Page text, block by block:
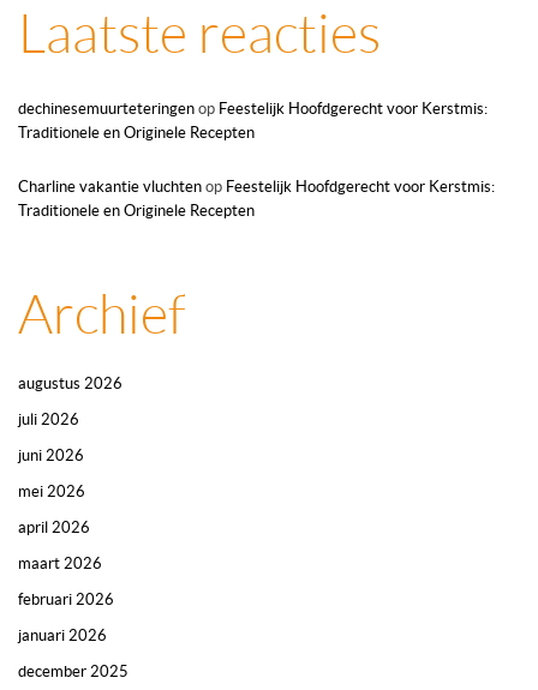
Laatste reacties
dechinesemuurteteringen op Feestelijk Hoofdgerecht voor Kerstmis:
Traditionele en Originele Recepten
Charline vakantie vluchten op Feestelijk Hoofdgerecht voor Kerstmis:
Traditionele en Originele Recepten
Archief
augustus 2026
juli 2026
juni 2026
mei 2026
april 2026
maart 2026
februari 2026
januari 2026
december 2025